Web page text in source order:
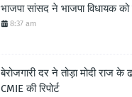
भाजपा सांसद ने भाजपा विधायक को
8:37 am
बेरोजगारी दर ने तोड़ा मोदी राज के
CMIE की रिपोर्ट